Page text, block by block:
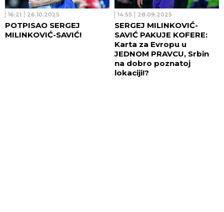
16:21 26.10.2025
POTPISAO SERGEJ
MILINKOVIĆ-SAVIĆ!
14:55 28.09.2025
SERGEJ MILINKOVIĆ-
SAVIĆ PAKUJE KOFERE:
Karta za Evropu u
JEDNOM PRAVCU, Srbin
na dobro poznatoj
lokaciji!?